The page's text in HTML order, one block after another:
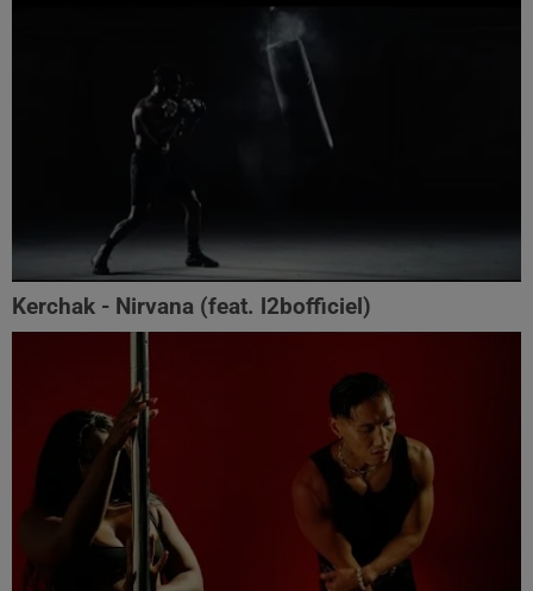
Kerchak - Nirvana (feat. ‪l2bofficiel‬)